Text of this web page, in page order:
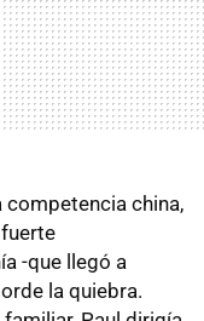
competencia china,
-que llegó a
la quiebra.